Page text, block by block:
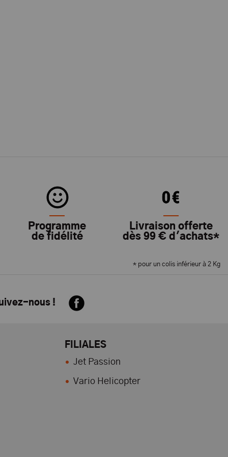
Programme
de fidélité
Livraison offerte
dès 99 € d'achats*
* pour un colis inférieur à 2 Kg
nous !
FILIALES
Jet Passion
Vario Helicopter